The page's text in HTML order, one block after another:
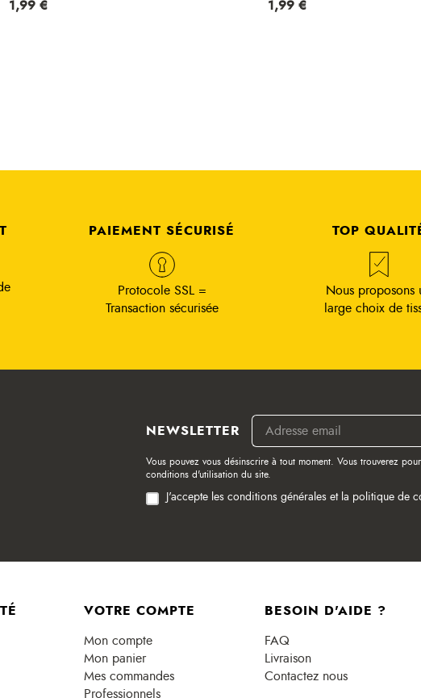
Prix
1,99 € Prix
1,99 €
PAIEMENT SÉCURISÉ
Protocole SSL =
Transaction sécurisée
TOP
Nous proposons
large choix de
NEWSLETTER
Vous pouvez vous désinscrire à tout moment. Vous trouverez
conditions d'utilisation du site.
J'accepte les conditions générales et la politique de
VOTRE COMPTE
Mon compte
Mon panier
Mes commandes
Professionnels
BESOIN D'AIDE ?
FAQ
Livraison
Contactez nous